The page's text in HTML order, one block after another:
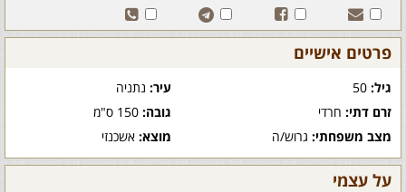
פרטים אישיים
גיל: עיר:נתניה
זרם דתי: חרדי גובה:150 ס"מ
מצב משפחתי: גרוש/ה מוצא:אשכנזי
על עצמי